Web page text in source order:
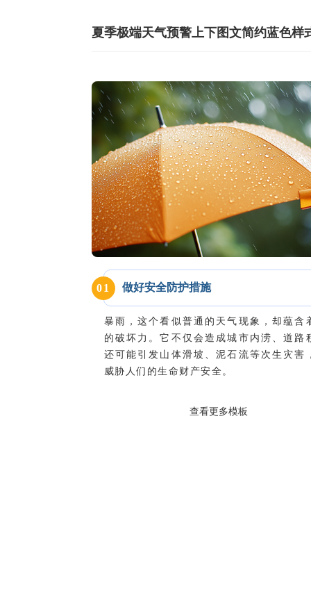
夏季极端天气预警上下图文简约蓝色样
01 做好安全防护措施
暴雨，这个看似普通的天气现象，却蕴含
的破坏力。它不仅会造成城市内涝、道路
还可能引发山体滑坡、泥石流等次生灾害
威胁人们的生命财产安全。
查看更多模板